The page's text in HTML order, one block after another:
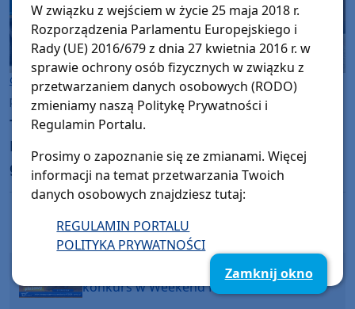
Gmina Czersk
piątek, 10 lipca 2026, 10:23
Trwa rozbudowa budynku remizy OSP w
Rytlu. Powstanie tu dodatkowe stanowisko
garażowe dla wozu bojowego
Poprzednia strona
Następna strona
Mega lato z Weekend FM - poranny
konkurs w Weekend FM
W związku z wejściem w życie 25 maja 2018 r.
Rozporządzenia Parlamentu Europejskiego i
Rady (UE) 2016/679 z dnia 27 kwietnia 2016 r. w
sprawie ochrony osób fizycznych w związku z
przetwarzaniem danych osobowych (RODO)
zmieniamy naszą Politykę Prywatności i
Regulamin Portalu.
Prosimy o zapoznanie się ze zmianami. Więcej
informacji na temat przetwarzania Twoich
danych osobowych znajdziesz tutaj:
REGULAMIN PORTALU
POLITYKA PRYWATNOŚCI
Zamknij okno